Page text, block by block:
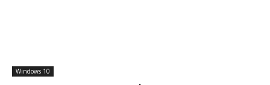
Windows 10